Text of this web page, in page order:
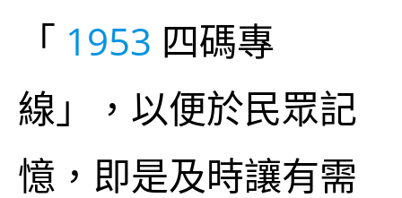
「 1953 四碼專
線」，以便於民眾記
憶，即是及時讓有需